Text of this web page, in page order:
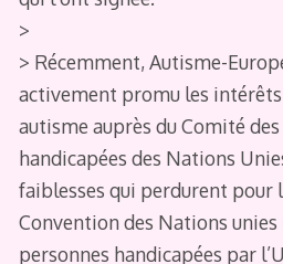
>
> Récemment, Autisme-
activement promu les intérêts
autisme auprès du Comité
handicapées des Nations
faiblesses qui perdurent pour
Convention des Nations
personnes handicapées par